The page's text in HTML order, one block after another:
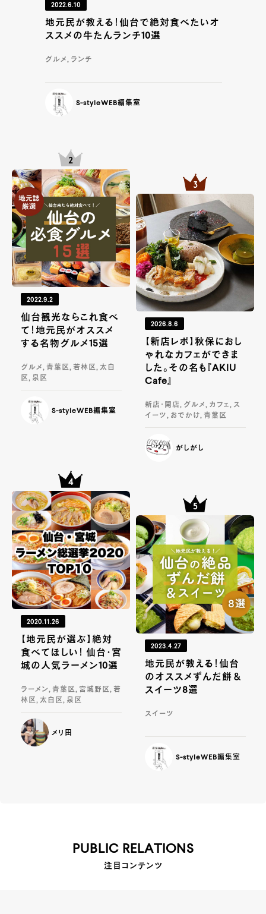
2022.6.10
地元民が教える！仙台で絶対食べたいオ
ススメの牛たんランチ10選
グルメ, ランチ
S-styleWEB編集室
2022.9.2
仙台観光ならこれ食べ
て！地元民がオススメ
する名物グルメ15選
グルメ, 青葉区, 若林区, 太白
区, 泉区
S-styleWEB編集室
2026.8.6
【新店レポ】秋保におし
ゃれなカフェができま
した。その名も『AKIU
Cafe』
新店・開店, グルメ, カフェ, ス
イーツ, おでかけ, 青葉区
がしがし
2020.11.26
【地元民が選ぶ】絶対
食べてほしい！ 仙台・宮
城の人気ラーメン10選
ラーメン, 青葉区, 宮城野区, 若
林区, 太白区, 泉区
メリ田
2023.4.27
地元民が教える！仙台
のオススメずんだ餅＆
スイーツ8選
スイーツ
S-styleWEB編集室
PUBLIC RELATIONS
注目コンテンツ